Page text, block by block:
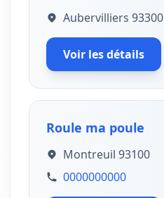
Aubervilliers 93300
Voir les détails
Roule ma poule
Montreuil 93100
0000000000